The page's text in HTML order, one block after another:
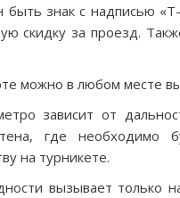
быть знак с надписью
скидку за проезд.
можно в любом месте
зависит от
где необходимо
на турникете.
вызывает только